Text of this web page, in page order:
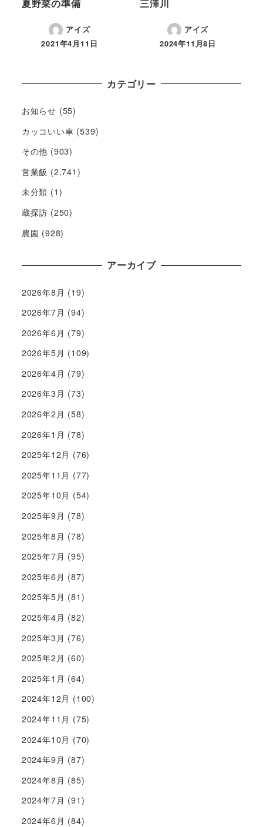
夏野菜の準備
アイズ
2021年4月11日
三澤川
アイズ
2024年11月8日
カテゴリー
お知らせ (55)
カッコいい車 (539)
その他 (903)
営業飯 (2,741)
未分類 (1)
蔵探訪 (250)
農園 (928)
アーカイブ
2026年8月 (19)
2026年7月 (94)
2026年6月 (79)
2026年5月 (109)
2026年4月 (79)
2026年3月 (73)
2026年2月 (58)
2026年1月 (78)
2025年12月 (76)
2025年11月 (77)
2025年10月 (54)
2025年9月 (78)
2025年8月 (78)
2025年7月 (95)
2025年6月 (87)
2025年5月 (81)
2025年4月 (82)
2025年3月 (76)
2025年2月 (60)
2025年1月 (64)
2024年12月 (100)
2024年11月 (75)
2024年10月 (70)
2024年9月 (87)
2024年8月 (85)
2024年7月 (91)
2024年6月 (84)